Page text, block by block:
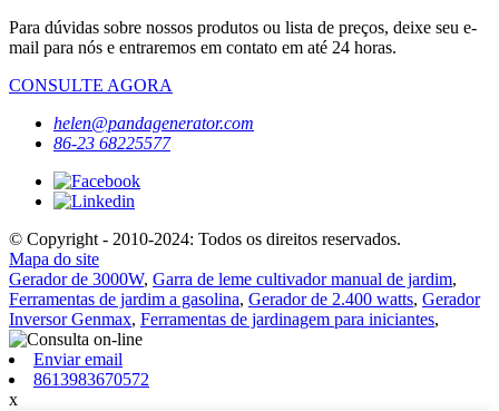
Para dúvidas sobre nossos produtos ou lista de preços, deixe seu e-
mail para nós e entraremos em contato em até 24 horas.
CONSULTE AGORA
helen@pandagenerator.com
86-23 68225577
© Copyright - 2010-2024: Todos os direitos reservados.
Mapa do site
Gerador de 3000W, Garra de leme cultivador manual de jardim,
Ferramentas de jardim a gasolina, Gerador de 2.400 watts, Gerador
Inversor Genmax, Ferramentas de jardinagem para iniciantes,
Enviar email
8613983670572
x